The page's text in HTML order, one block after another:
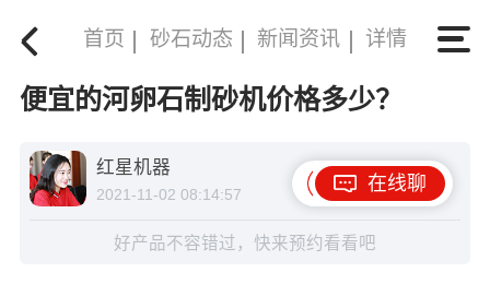
首页 砂石动态 新闻资讯 详情
便宜的河卵石制砂机价格多少？
红星机器
2021-11-02 08:14:57
在线聊
好产品不容错过，快来预约看看吧